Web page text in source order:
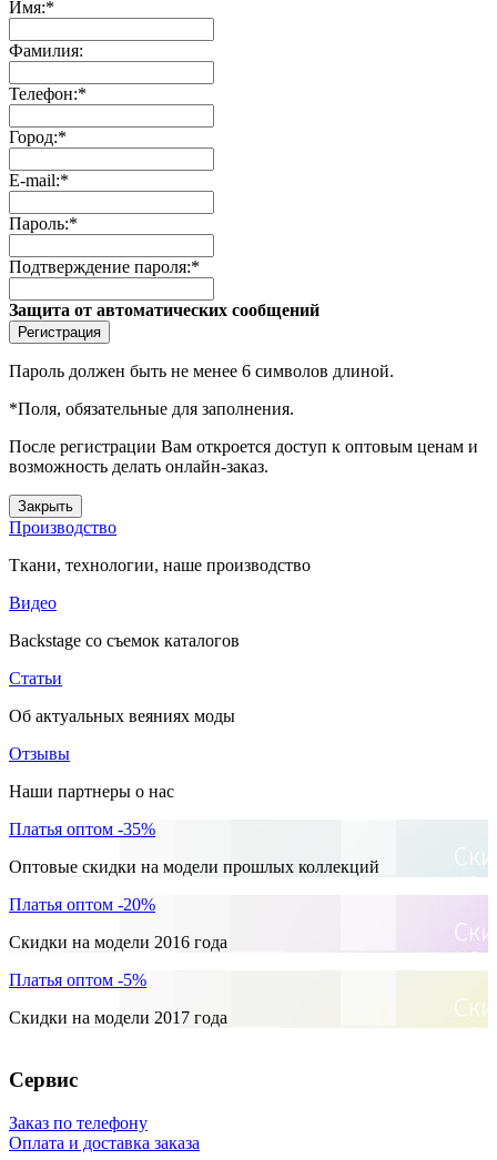
Имя:*
Фамилия:
Телефон:*
Город:*
E-mail:*
Пароль:*
Подтверждение пароля:*
Защита от автоматических сообщений
Пароль должен быть не менее 6 символов длиной.
*Поля, обязательные для заполнения.
После регистрации Вам откроется доступ к оптовым ценам и
возможность делать онлайн-заказ.
Закрыть
Производство
Ткани, технологии, наше производство
Видео
Backstage со съемок каталогов
Статьи
Об актуальных веяниях моды
Отзывы
Наши партнеры о нас
Платья оптом -35%
Оптовые скидки на модели прошлых коллекций
Платья оптом -20%
Скидки на модели 2016 года
Платья оптом -5%
Скидки на модели 2017 года
Сервис
Заказ по телефону
Оплата и доставка заказа